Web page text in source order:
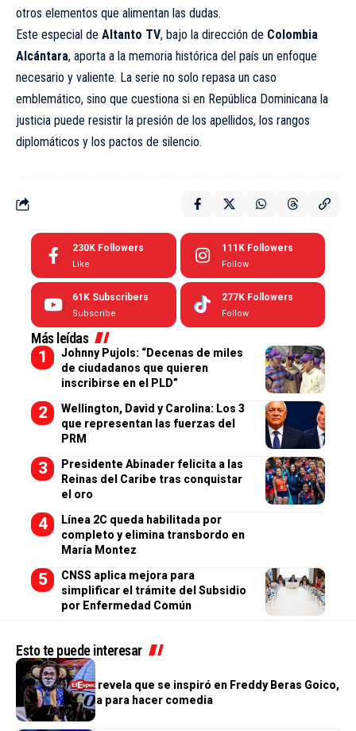
otros elementos que alimentan las dudas.
Este especial de Altanto TV, bajo la dirección de Colombia
Alcántara, aporta a la memoria histórica del país un enfoque
necesario y valiente. La serie no solo repasa un caso
emblemático, sino que cuestiona si en República Dominicana la
justicia puede resistir la presión de los apellidos, los rangos
diplomáticos y los pactos de silencio.
230K Followers
Like
111K Followers
Follow
61K Subscribers
Subscribe
277K Followers
Follow
Más leídas
Johnny Pujols: “Decenas de miles
de ciudadanos que quieren
inscribirse en el PLD”
Wellington, David y Carolina: Los 3
que representan las fuerzas del
PRM
Presidente Abinader felicita a las
Reinas del Caribe tras conquistar
el oro
Línea 2C queda habilitada por
completo y elimina transbordo en
María Montez
CNSS aplica mejora para
simplificar el trámite del Subsidio
por Enfermedad Común
Esto te puede interesar
ALTANTO TV
Monito Quique revela que se inspiró en Freddy Beras Goico,
Cuquín y Boruga para hacer comedia